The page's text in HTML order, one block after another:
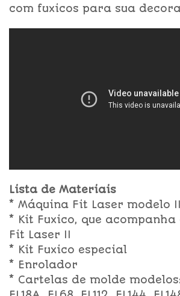
com fuxicos para sua
Lista de Materiais
* Máquina Fit Laser modelo II
* Kit Fuxico, que
Fit Laser II
* Kit Fuxico especial
* Enrolador
* Cartelas de molde modelos: